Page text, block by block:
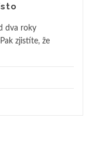
dva roky
zjistíte, že